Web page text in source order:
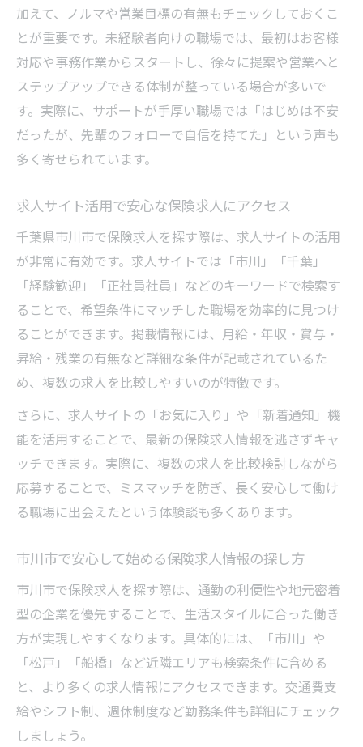
加えて、ノルマや営業目標の有無もチェックしておくこ
とが重要です。未経験者向けの職場では、最初はお客様
対応や事務作業からスタートし、徐々に提案や営業へと
ステップアップできる体制が整っている場合が多いで
す。実際に、サポートが手厚い職場では「はじめは不安
だったが、先輩のフォローで自信を持てた」という声も
多く寄せられています。
求人サイト活用で安心な保険求人にアクセス
千葉県市川市で保険求人を探す際は、求人サイトの活用
が非常に有効です。求人サイトでは「市川」「千葉」
「経験歓迎」「正社員社員」などのキーワードで検索す
ることで、希望条件にマッチした職場を効率的に見つけ
ることができます。掲載情報には、月給・年収・賞与・
昇給・残業の有無など詳細な条件が記載されているた
め、複数の求人を比較しやすいのが特徴です。
さらに、求人サイトの「お気に入り」や「新着通知」機
能を活用することで、最新の保険求人情報を逃さずキャ
ッチできます。実際に、複数の求人を比較検討しながら
応募することで、ミスマッチを防ぎ、長く安心して働け
る職場に出会えたという体験談も多くあります。
市川市で安心して始める保険求人情報の探し方
市川市で保険求人を探す際は、通勤の利便性や地元密着
型の企業を優先することで、生活スタイルに合った働き
方が実現しやすくなります。具体的には、「市川」や
「松戸」「船橋」など近隣エリアも検索条件に含める
と、より多くの求人情報にアクセスできます。交通費支
給やシフト制、週休制度など勤務条件も詳細にチェック
しましょう。